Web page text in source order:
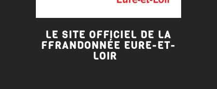
LE SITE OFFICIEL DE LA
FFRANDONNÉE EURE-ET-
LOIR